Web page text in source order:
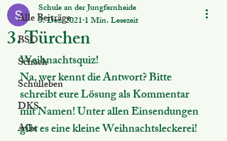
Alle Beiträge
BSO
Schach
Schulleben
DKS
AGs
3. Türchen
Schule an der Jungfernheide
3. Dez. 20211 Min. Lesezeit
Weihnachtsquiz!
Na, wer kennt die Antwort? Bitte
schreibt eure Lösung als Kommentar
mit Namen! Unter allen Einsendungen
gibt es eine kleine Weihnachtsleckerei!